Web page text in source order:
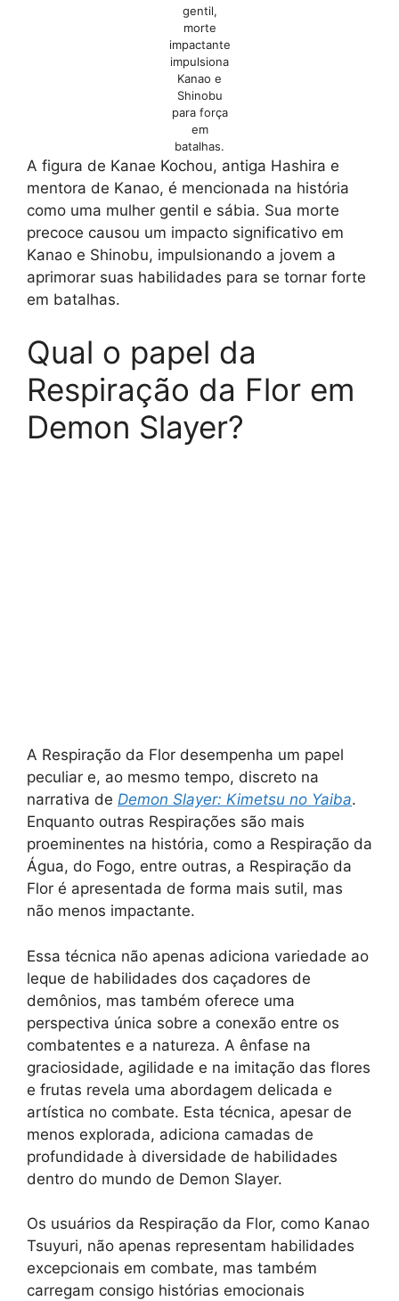
gentil,
morte
impactante
impulsiona
Kanao e
Shinobu
para força
em
batalhas.
A figura de Kanae Kochou, antiga Hashira e
mentora de Kanao, é mencionada na história
como uma mulher gentil e sábia. Sua morte
precoce causou um impacto significativo em
Kanao e Shinobu, impulsionando a jovem a
aprimorar suas habilidades para se tornar forte
em batalhas.
Qual o papel da
Respiração da Flor em
Demon Slayer?
A Respiração da Flor desempenha um papel
peculiar e, ao mesmo tempo, discreto na
narrativa de Demon Slayer: Kimetsu no Yaiba.
Enquanto outras Respirações são mais
proeminentes na história, como a Respiração da
Água, do Fogo, entre outras, a Respiração da
Flor é apresentada de forma mais sutil, mas
não menos impactante.
Essa técnica não apenas adiciona variedade ao
leque de habilidades dos caçadores de
demônios, mas também oferece uma
perspectiva única sobre a conexão entre os
combatentes e a natureza. A ênfase na
graciosidade, agilidade e na imitação das flores
e frutas revela uma abordagem delicada e
artística no combate. Esta técnica, apesar de
menos explorada, adiciona camadas de
profundidade à diversidade de habilidades
dentro do mundo de Demon Slayer.
Os usuários da Respiração da Flor, como Kanao
Tsuyuri, não apenas representam habilidades
excepcionais em combate, mas também
carregam consigo histórias emocionais